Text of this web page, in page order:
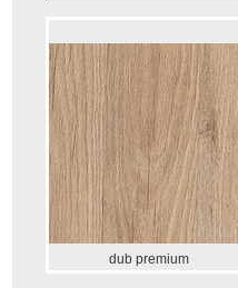
dub premium